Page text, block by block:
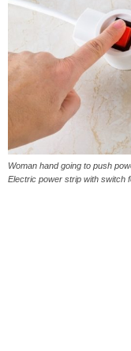
Woman hand going to push
Electric power strip with switch